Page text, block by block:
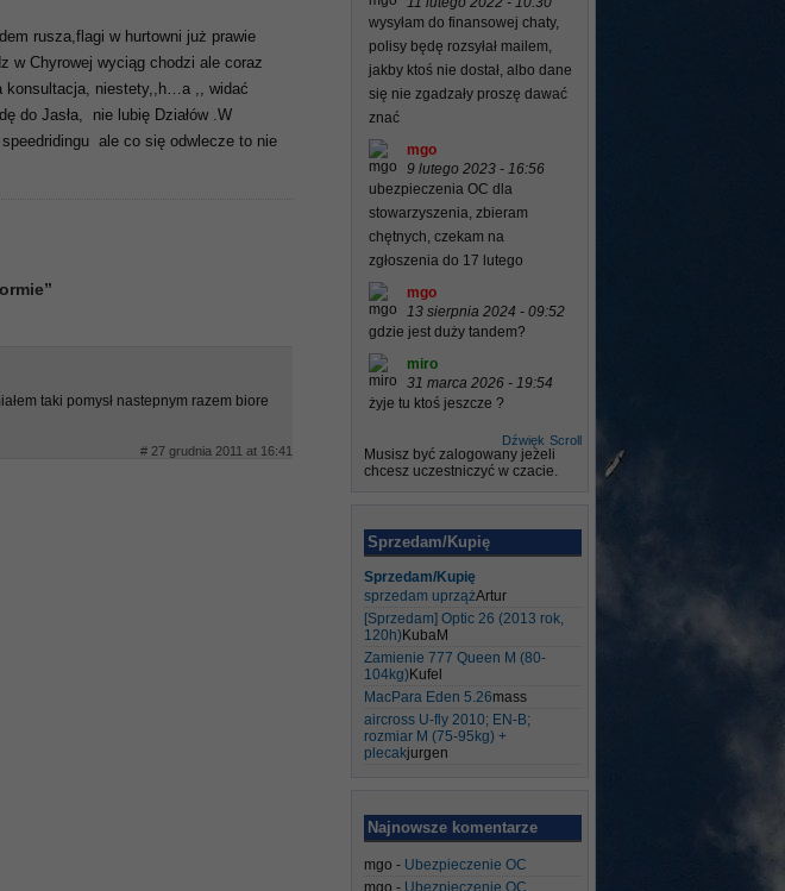
rusza,flagi w hurtowni już prawie
w Chyrowej wyciąg chodzi ale coraz
konsultacja, niestety,,h…a ,, widać
do Jasła, nie lubię Działów .W
ale co się odwlecze to nie
taki pomysł nastepnym razem biore
# 27 grudnia 2011 at 16:41
wysyłam do finansowej chaty,
polisy będę rozsyłał mailem,
jakby ktoś nie dostał, albo dane
się nie zgadzały proszę dawać
znać
mgo
9 lutego 2023 - 16:56
ubezpieczenia OC dla
stowarzyszenia, zbieram
chętnych, czekam na
zgłoszenia do 17 lutego
mgo
13 sierpnia 2024 - 09:52
gdzie jest duży tandem?
miro
31 marca 2026 - 19:54
żyje tu ktoś jeszcze ?
Scroll
Dźwięk
Musisz być zalogowany jeżeli
chcesz uczestniczyć w czacie.
Sprzedam/Kupię
Sprzedam/Kupię
sprzedam uprzążArtur
[Sprzedam] Optic 26 (2013 rok,
120h) KubaM
Zamienie 777 Queen M (80-
104kg) Kufel
MacPara Eden 5.26mass
aircross U-fly 2010; EN-B;
rozmiar M (75-95kg) +
plecakjurgen
Najnowsze komentarze
mgo - Ubezpieczenie OC
mgo - Ubezpieczenie OC